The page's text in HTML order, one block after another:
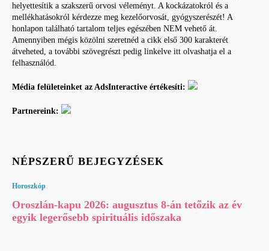
helyettesítik a szakszerű orvosi véleményt. A kockázatokról és a
mellékhatásokról kérdezze meg kezelőorvosát, gyógyszerészét! A
honlapon található tartalom teljes egészében NEM vehető át.
Amennyiben mégis közölni szeretnéd a cikk első 300 karakterét
átveheted, a további szövegrészt pedig linkelve itt olvashatja el a
felhasználód.
Média felületeinket az AdsInteractive értékesíti:
Partnereink:
NÉPSZERŰ BEJEGYZÉSEK
Horoszkóp
Oroszlán-kapu 2026: augusztus 8-án tetőzik az év
egyik legerősebb spirituális időszaka